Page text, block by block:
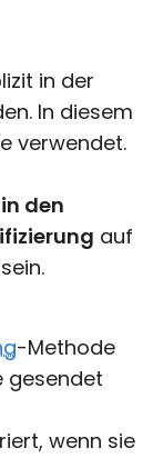
in der
In diesem
verwendet.
den
auf
-Methode
gesendet
wenn sie